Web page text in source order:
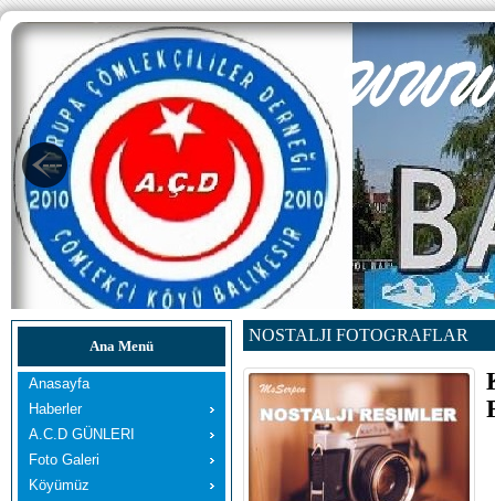
Ana Menü
Anasayfa
Haberler
A.C.D GÜNLERI
Foto Galeri
Köyümüz
NOSTALJI FOTOGRAFLAR